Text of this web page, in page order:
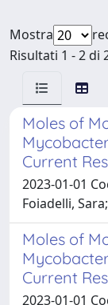
Mostra
Risultati 1 - 2 di
Moles of
Current
2023-01-01
Foiadelli,
Moles of
Current
2023-01-01